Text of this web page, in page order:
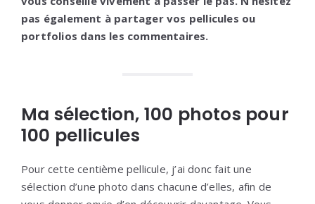
pas également à partager vos pellicules ou
portfolios dans les commentaires.
Ma sélection, 100 photos pour
100 pellicules
Pour cette centième pellicule, j’ai donc fait une
sélection d’une photo dans chacune d’elles, afin de